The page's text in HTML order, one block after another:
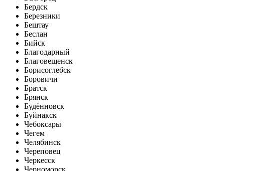
Бердск
Березники
Бештау
Беслан
Бийск
Благодарный
Благовещенск
Борисоглебск
Боровичи
Братск
Брянск
Будённовск
Буйнакск
Чебоксары
Чегем
Челябинск
Череповец
Черкесск
Черноморск